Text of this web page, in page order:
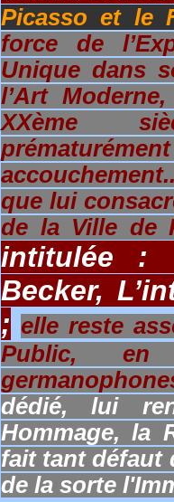
Picasso et le
force de
Unique dans
l’Art
XXème
que lui
de la Ville de
intitulée :
Becker,
; elle reste
Public,
dédié, lui
Hommage, la
fait tant défaut
de la sorte